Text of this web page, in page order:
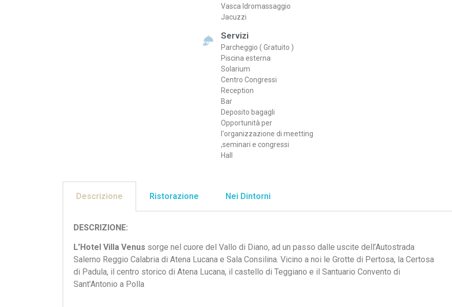
Vasca Idromassaggio
Jacuzzi
Servizi
Parcheggio ( Gratuito )
Piscina esterna
Solarium
Centro Congressi
Reception
Bar
Deposito bagagli
Opportunità per
l'organizzazione di meetting
,seminari e congressi
Hall
Descrizione Ristorazione Nei Dintorni
DESCRIZIONE:
L’Hotel Villa Venus sorge nel cuore del Vallo di Diano, ad un passo dalle uscite dell’Autostrada
Salerno Reggio Calabria di Atena Lucana e Sala Consilina. Vicino a noi le Grotte di Pertosa, la Certosa
di Padula, il centro storico di Atena Lucana, il castello di Teggiano e il Santuario Convento di
Sant’Antonio a Polla